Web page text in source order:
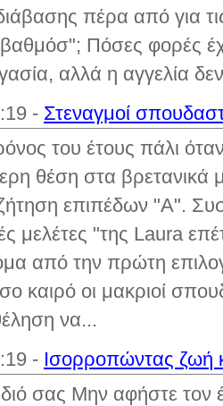
πέρα από για
Πόσες φορές
αλλά η αγγελία
- Στεναγμοί
του έτους πάλι
θέση στα βρετανικά
επιπέδων "Α".
μελέτες "της Laura
από την πρώτη
καιρό οι μακριοί
να...
- Ισορροπώντας ζωή
σας Μην αφήστε τον